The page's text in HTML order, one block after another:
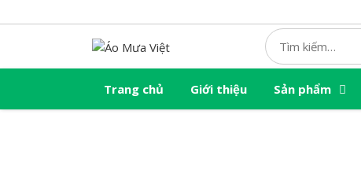
to
Trang chủ Giới thiệu Sản phẩm